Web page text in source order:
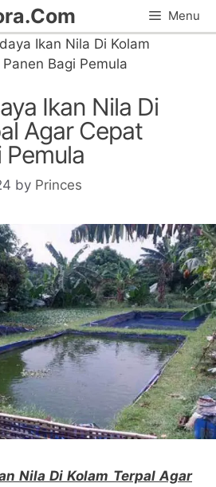
Menu
Ikan Nila Di Kolam
Bagi Pemula
Ikan Nila Di
Agar Cepat
Pemula
by Princes
Nila Di Kolam Terpal Agar